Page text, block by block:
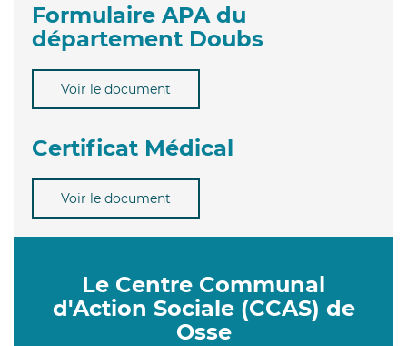
Formulaire APA du
département Doubs
Voir le document
Certificat Médical
Voir le document
Le Centre Communal
d'Action Sociale (CCAS) de
Osse